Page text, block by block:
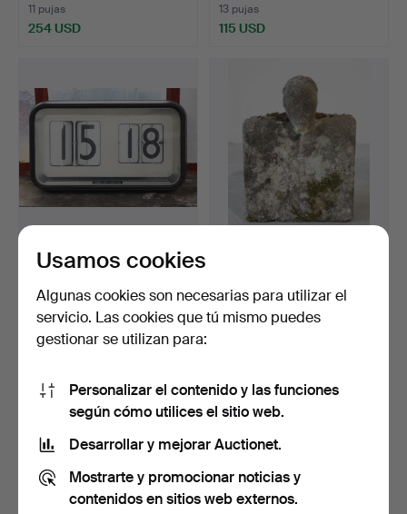
11 pujas
254 USD
13 pujas
115 USD
GINO VALLE. Solari Udine,
Subastado 2 abr 2023
8 pujas
636 USD
Subastado 25 sep 2022
10 pujas
Usamos cookies
Algunas cookies son necesarias para utilizar el
servicio. Las cookies que tú mismo puedes
gestionar se utilizan para:
Personalizar el contenido y las funciones
según cómo utilices el sitio web.
Desarrollar y mejorar Auctionet.
Mostrarte y promocionar noticias y
contenidos en sitios web externos.